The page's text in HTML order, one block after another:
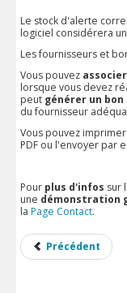
Le stock d'alerte
logiciel considérera
Les fournisseurs et
Vous pouvez
lorsque vous devez
peut générer un
du fournisseur
Vous pouvez
PDF ou l'envoyer par
Pour plus d'infos sur
une démonstration
la Page Contact.
Précédent